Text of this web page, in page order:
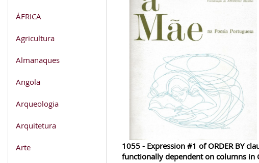
ÁFRICA
Agricultura
Almanaques
Angola
Arqueologia
Arquitetura
Arte
1055 - Expression #1 of ORDER BY
functionally dependent on columns in